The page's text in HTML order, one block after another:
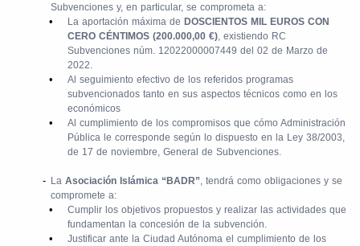
Subvenciones y, en particular, se comprometa a:
• La aportación máxima de DOSCIENTOS MIL EUROS CON
CERO CÉNTIMOS (200.000,00 €), existiendo RC
Subvenciones núm. 12022000007449 del 02 de Marzo de
2022.
•
Al seguimiento efectivo de los referidos programas
subvencionados tanto en sus aspectos técnicos como en los
económicos
•
Al cumplimiento de los compromisos que cómo Administración
Pública le corresponde según lo dispuesto en la Ley 38/2003,
de 17 de noviembre, General de Subvenciones.
- LaAsociación Islámica “BADR”, tendrá como obligaciones y se
compromete a:
•
Cumplir los objetivos propuestos y realizar las actividades que
fundamentan la concesión de la subvención.
•
Justificar ante la Ciudad Autónoma el cumplimiento de los